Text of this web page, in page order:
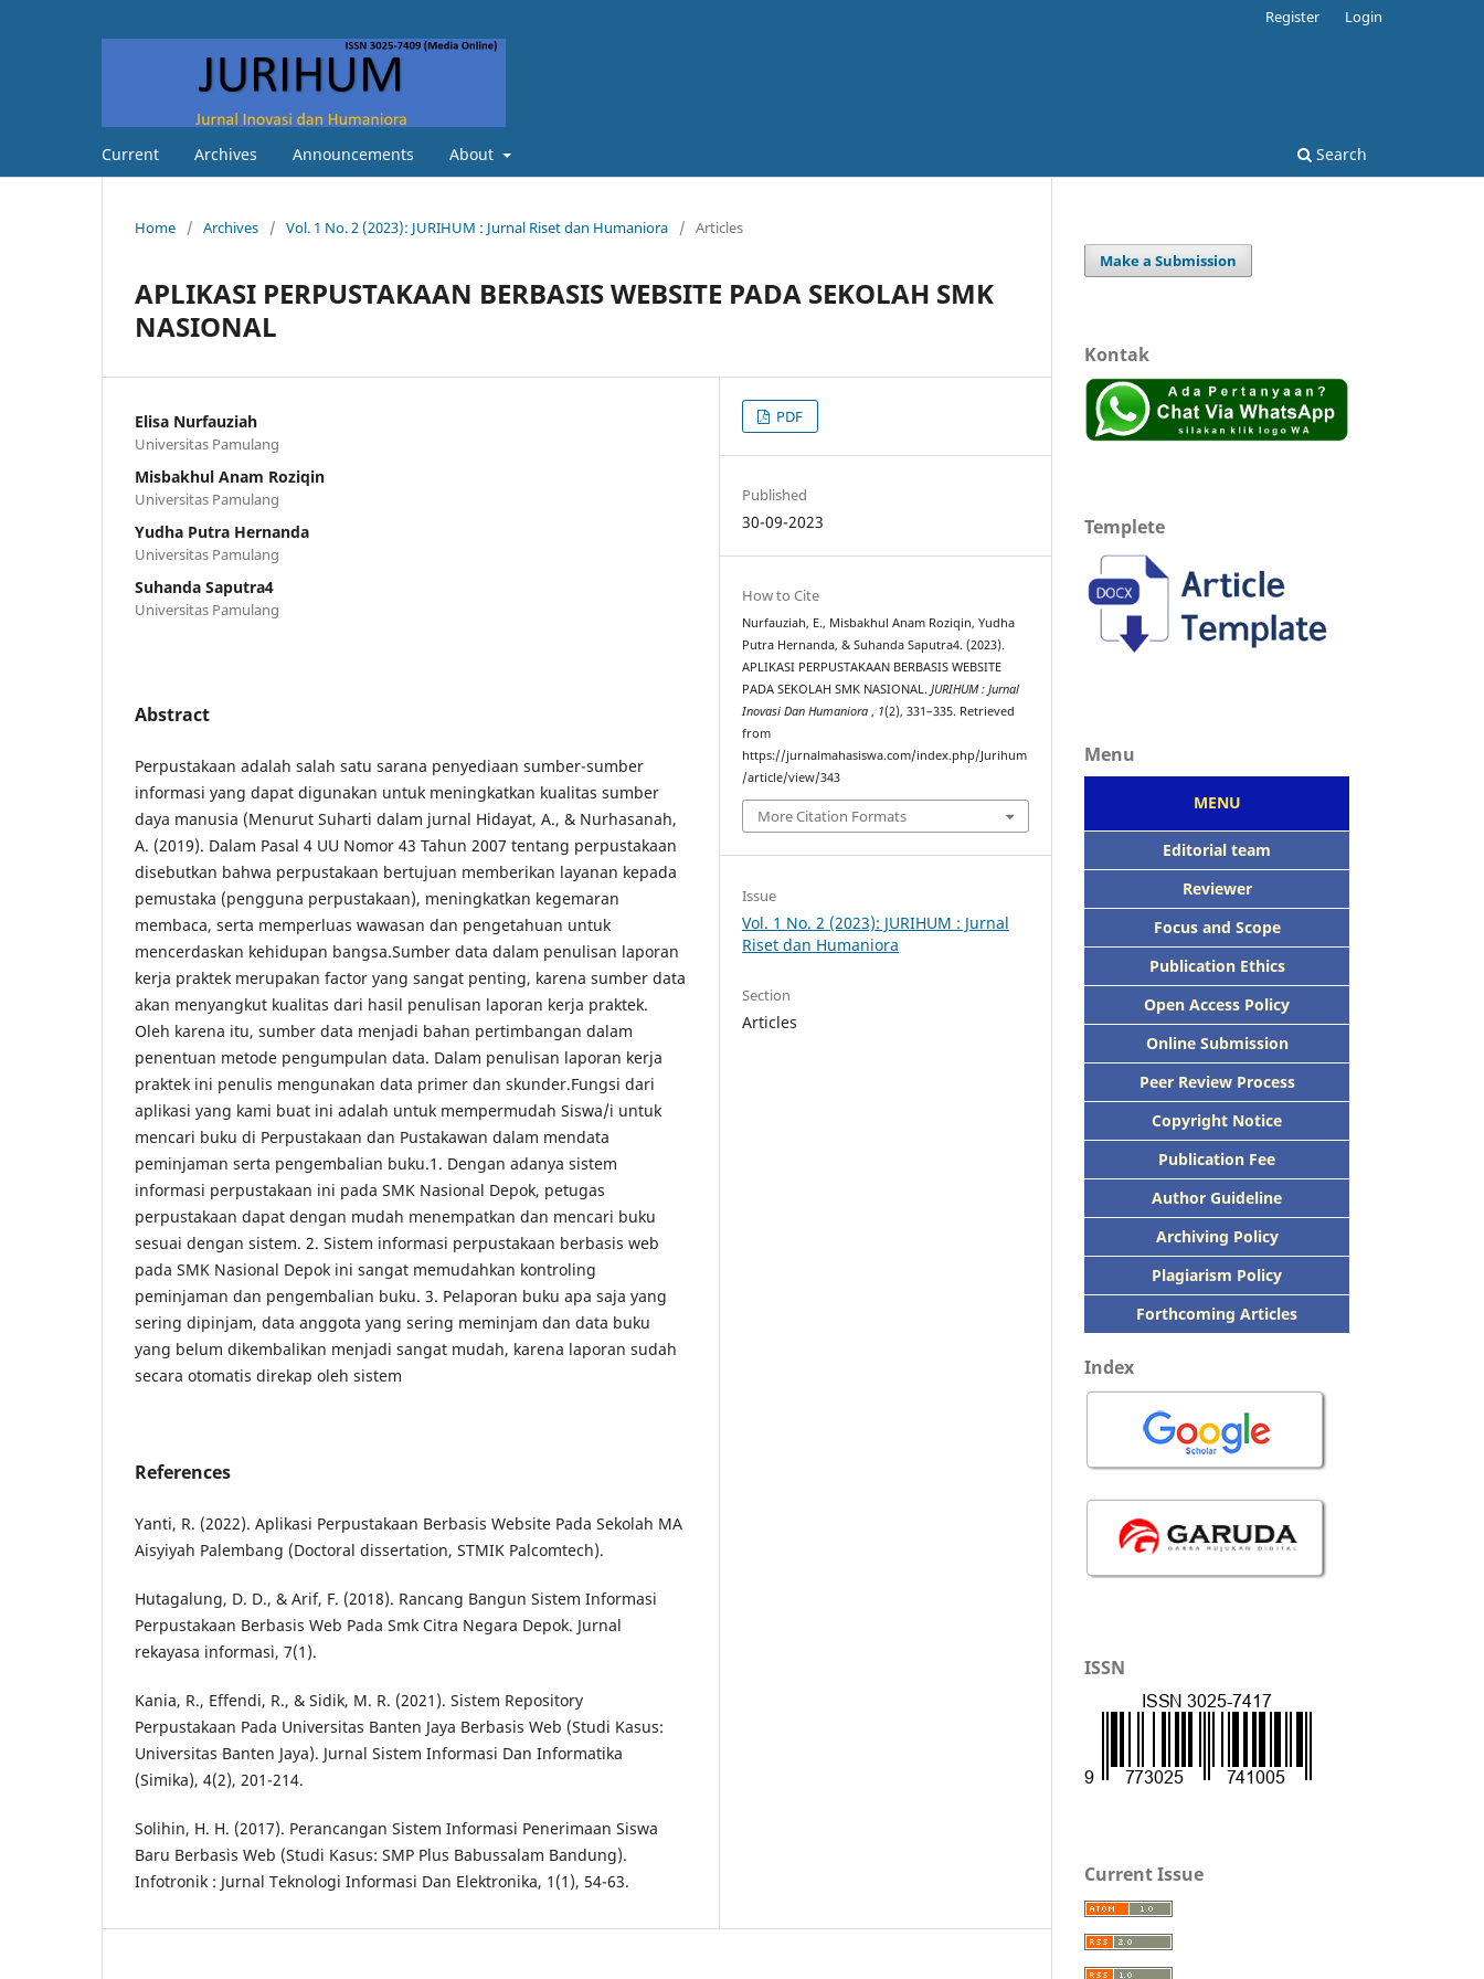
Current Archives Announcements About Search
Register Login
Home / Archives / Vol. 1 No. 2 (2023): JURIHUM : Jurnal Riset dan Humaniora / Articles
APLIKASI PERPUSTAKAAN BERBASIS WEBSITE PADA SEKOLAH SMK
NASIONAL
Elisa Nurfauziah
Universitas Pamulang
Misbakhul Anam Roziqin
Universitas Pamulang
Yudha Putra Hernanda
Universitas Pamulang
Suhanda Saputra4
Universitas Pamulang
Abstract
Perpustakaan adalah salah satu sarana penyediaan sumber-sumber
informasi yang dapat digunakan untuk meningkatkan kualitas sumber
daya manusia (Menurut Suharti dalam jurnal Hidayat, A., & Nurhasanah,
A. (2019). Dalam Pasal 4 UU Nomor 43 Tahun 2007 tentang perpustakaan
disebutkan bahwa perpustakaan bertujuan memberikan layanan kepada
pemustaka (pengguna perpustakaan), meningkatkan kegemaran
membaca, serta memperluas wawasan dan pengetahuan untuk
mencerdaskan kehidupan bangsa.Sumber data dalam penulisan laporan
kerja praktek merupakan factor yang sangat penting, karena sumber data
akan menyangkut kualitas dari hasil penulisan laporan kerja praktek.
Oleh karena itu, sumber data menjadi bahan pertimbangan dalam
penentuan metode pengumpulan data. Dalam penulisan laporan kerja
praktek ini penulis mengunakan data primer dan skunder.Fungsi dari
aplikasi yang kami buat ini adalah untuk mempermudah Siswa/i untuk
mencari buku di Perpustakaan dan Pustakawan dalam mendata
peminjaman serta pengembalian buku.1. Dengan adanya sistem
informasi perpustakaan ini pada SMK Nasional Depok, petugas
perpustakaan dapat dengan mudah menempatkan dan mencari buku
sesuai dengan sistem. 2. Sistem informasi perpustakaan berbasis web
pada SMK Nasional Depok ini sangat memudahkan kontroling
peminjaman dan pengembalian buku. 3. Pelaporan buku apa saja yang
sering dipinjam, data anggota yang sering meminjam dan data buku
yang belum dikembalikan menjadi sangat mudah, karena laporan sudah
secara otomatis direkap oleh sistem
References
Yanti, R. (2022). Aplikasi Perpustakaan Berbasis Website Pada Sekolah MA
Aisyiyah Palembang (Doctoral dissertation, STMIK Palcomtech).
Hutagalung, D. D., & Arif, F. (2018). Rancang Bangun Sistem Informasi
Perpustakaan Berbasis Web Pada Smk Citra Negara Depok. Jurnal
rekayasa informasi, 7(1).
Kania, R., Effendi, R., & Sidik, M. R. (2021). Sistem Repository
Perpustakaan Pada Universitas Banten Jaya Berbasis Web (Studi Kasus:
Universitas Banten Jaya). Jurnal Sistem Informasi Dan Informatika
(Simika), 4(2), 201-214.
Solihin, H. H. (2017). Perancangan Sistem Informasi Penerimaan Siswa
Baru Berbasis Web (Studi Kasus: SMP Plus Babussalam Bandung).
Infotronik : Jurnal Teknologi Informasi Dan Elektronika, 1(1), 54-63.
PDF
Published
30-09-2023
How to Cite
Nurfauziah, E., Misbakhul Anam Roziqin, Yudha
Putra Hernanda, & Suhanda Saputra4. (2023).
APLIKASI PERPUSTAKAAN BERBASIS WEBSITE
PADA SEKOLAH SMK NASIONAL.JURIHUM : Jurnal
Inovasi Dan Humaniora, 1(2), 331–335. Retrieved
from
https://jurnalmahasiswa.com/index.php/Jurihum
/article/view/343
More Citation Formats
Issue
Vol. 1 No. 2 (2023): JURIHUM : Jurnal
Riset dan Humaniora
Section
Articles
Make a Submission
Kontak
Templete
Menu
MENU
Editorial team
Reviewer
Focus and Scope
Publication Ethics
Open Access Policy
Online Submission
Peer Review Process
Copyright Notice
Publication Fee
Author Guideline
Archiving Policy
Plagiarism Policy
Forthcoming Articles
Index
ISSN
Current Issue